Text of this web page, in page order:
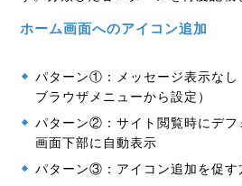
ホーム画面へのアイコン追加
パターン①：メッセージ表示なし
ブラウザメニューから設定）
パターン②：サイト閲覧時にデフ
画面下部に自動表示
パターン③：アイコン追加を促す